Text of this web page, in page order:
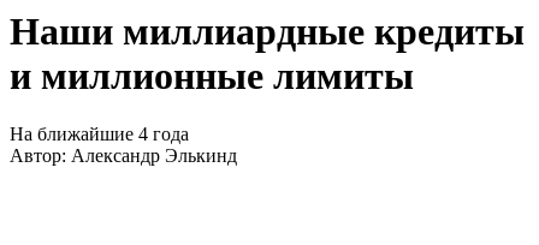
Наши миллиардные кредиты
и миллионные лимиты
На ближайшие 4 года
Автор: Александр Элькинд